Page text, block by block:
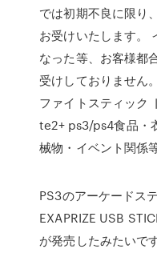
では初期不良に限り
お受けいたします。
なった等、お客様都
受けしておりません
ファイトスティック
te2+ ps3/ps4食品・
械物・イベント関係
PS3のアーケードス
EXAPRIZE USB
が発売したみたいで